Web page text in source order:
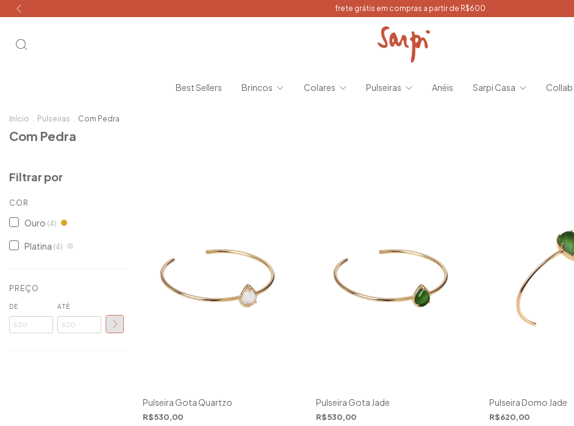
frete grátis em compras a partir de R$600
Best Sellers Brincos Colares Pulseiras Anéis Sarpi Casa Collab
Início . Pulseiras . Com Pedra
Com Pedra
Filtrar por
COR
Ouro (4)
Platina (4)
PREÇO
DE ATÉ
Pulseira Gota Quartzo
R$530,00
Pulseira Gota Jade
R$530,00
Pulseira Domo Jade
R$620,00